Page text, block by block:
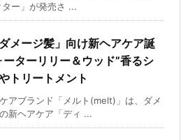
ター」が発売さ ...
メージ髪」向け新ヘアケア誕
ーターリリー＆ウッド”香るシ
トリートメント
アブランド「メルト(melt)」は、ダメ
新ヘアケア「ディ ...